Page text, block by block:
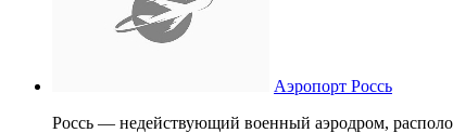
Аэропорт Россь
Россь — недействующий военный аэродром,